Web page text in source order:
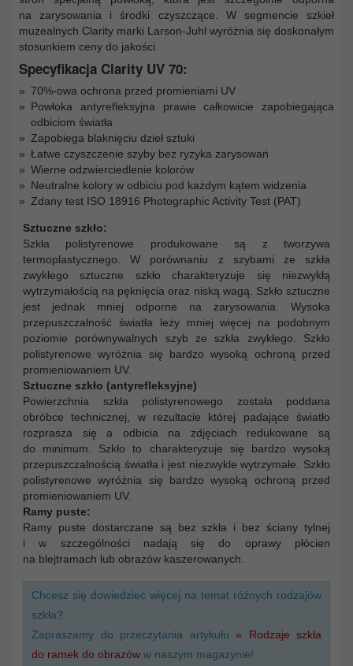
na zarysowania i środki czyszczące. W segmencie szkieł
muzealnych Clarity marki Larson-Juhl wyróżnia się doskonałym
stosunkiem ceny do jakości.
Specyfikacja Clarity UV 70:
70%-owa ochrona przed promieniami UV
Powłoka antyrefleksyjna prawie całkowicie zapobiegająca
odbiciom światła
Zapobiega blaknięciu dzieł sztuki
Łatwe czyszczenie szyby bez ryzyka zarysowań
Wierne odzwierciedlenie kolorów
Neutralne kolory w odbiciu pod każdym kątem widzenia
Zdany test ISO 18916 Photographic Activity Test (PAT)
Sztuczne szkło:
Szkła polistyrenowe produkowane są z tworzywa
termoplastycznego. W porównaniu z szybami ze szkła
zwykłego sztuczne szkło charakteryzuje się niezwykłą
wytrzymałością na pęknięcia oraz niską wagą. Szkło sztuczne
jest jednak mniej odporne na zarysowania. Wysoka
przepuszczalność światła leży mniej więcej na podobnym
poziomie porównywalnych szyb ze szkła zwykłego. Szkło
polistyrenowe wyróżnia się bardzo wysoką ochroną przed
promieniowaniem UV.
Sztuczne szkło (antyrefleksyjne)
Powierzchnia szkła polistyrenowego została poddana
obróbce technicznej, w rezultacie której padające światło
rozprasza się a odbicia na zdjęciach redukowane są
do minimum. Szkło to charakteryzuje się bardzo wysoką
przepuszczalnością światła i jest niezwykle wytrzymałe. Szkło
polistyrenowe wyróżnia się bardzo wysoką ochroną przed
promieniowaniem UV.
Ramy puste:
Ramy puste dostarczane są bez szkła i bez ściany tylnej
i w szczególności nadają się do oprawy płócien
na blejtramach lub obrazów kaszerowanych.
Chcesz się dowiedzieć więcej na temat różnych rodzajów
szkła?
Zapraszamy do przeczytania artykułu » Rodzaje szkła
do ramek do obrazów w naszym magazynie!